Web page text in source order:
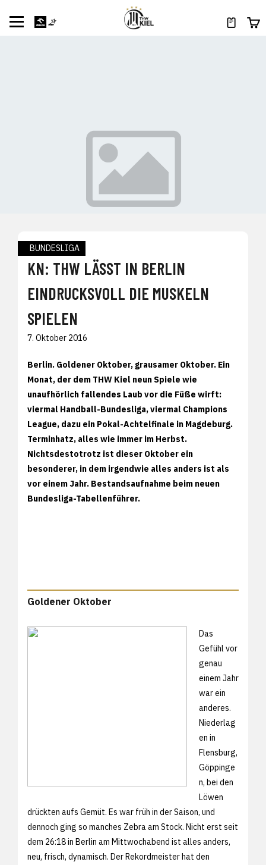
BUNDESLIGA
KN: THW LÄSST IN BERLIN
EINDRUCKSVOLL DIE MUSKELN
SPIELEN
7. Oktober 2016
Berlin. Goldener Oktober, grausamer Oktober. Ein
Monat, der dem THW Kiel neun Spiele wie
unaufhörlich fallendes Laub vor die Füße wirft:
viermal Handball-Bundesliga, viermal Champions
League, dazu ein Pokal-Achtelfinale in Magdeburg.
Terminhatz, alles wie immer im Herbst.
Nichtsdestotrotz ist dieser Oktober ein
besonderer, in dem irgendwie alles anders ist als
vor einem Jahr. Bestandsaufnahme beim neuen
Bundesliga-Tabellenführer.
Goldener Oktober
Das
Gefühl vor
genau
einem Jahr
war ein
anderes.
Niederlag
en in
Flensburg,
Göppinge
n, bei den
Löwen
drückten aufs Gemüt. Es war früh in der Saison, und
dennoch ging so manches Zebra am Stock. Nicht erst seit
dem 26:18 in Berlin am Mittwochabend ist alles anders,
neu, frisch, dynamisch. Der Rekordmeister hat den